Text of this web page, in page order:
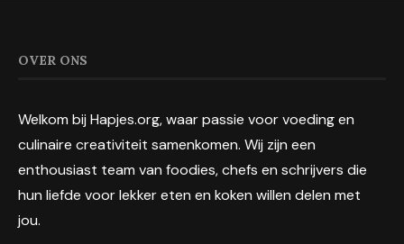
OVER ONS
Welkom bij Hapjes.org, waar passie voor voeding en
culinaire creativiteit samenkomen. Wij zijn een
enthousiast team van foodies, chefs en schrijvers die
hun liefde voor lekker eten en koken willen delen met
jou.